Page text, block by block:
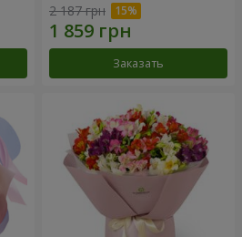
2 187 грн
Заказать